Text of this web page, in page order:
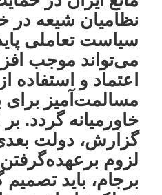
نظامیان شیعه در
سیاست تعاملی
می‌تواند موجب
اعتماد و استفاده
مسالمت‌آمیز
خاورمیانه گردد.
گزارش، دولت بعدی
لزوم
برجام، باید